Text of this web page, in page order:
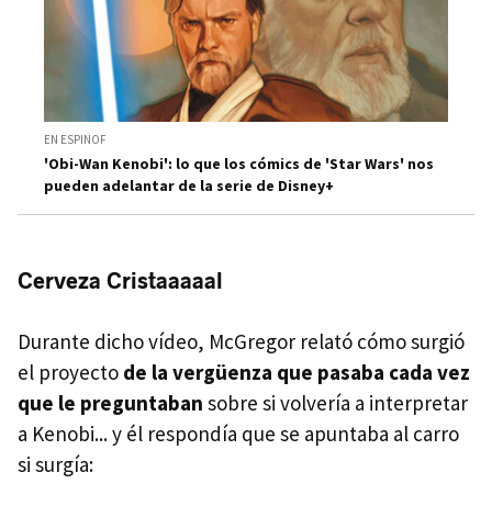
EN ESPINOF
'Obi-Wan Kenobi': lo que los cómics de 'Star Wars' nos
pueden adelantar de la serie de Disney+
Cerveza Cristaaaaal
Durante dicho vídeo, McGregor relató cómo surgió
el proyecto de la vergüenza que pasaba cada vez
que le preguntaban sobre si volvería a interpretar
a Kenobi... y él respondía que se apuntaba al carro
si surgía: